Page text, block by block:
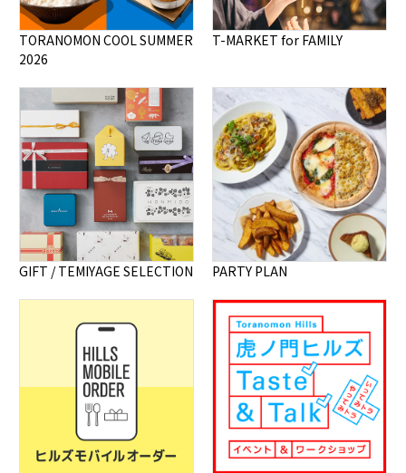
TORANOMON COOL SUMMER
2026
T-MARKET for FAMILY
GIFT / TEMIYAGE SELECTION PARTY PLAN